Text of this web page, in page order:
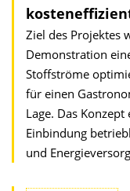
Ziel des Projektes
Demonstration
Stoffströme
für einen
Lage. Das
Einbindung
und